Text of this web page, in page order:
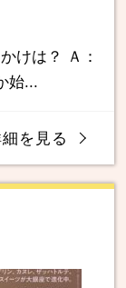
けは？ Ａ：
始...
を見る